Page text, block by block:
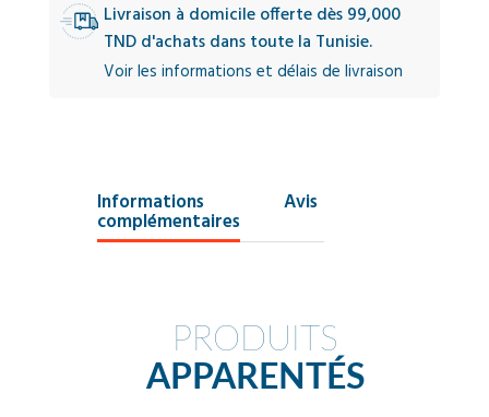
Livraison à domicile offerte dès 99,000
TND d'achats dans toute la Tunisie.
Voir les informations et délais de livraison
Informations
complémentaires
Avis
PRODUITS
APPARENTÉS